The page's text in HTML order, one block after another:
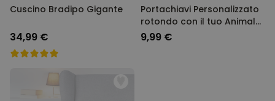
Cuscino Bradipo Gigante
34,99 €
Portachiavi Personalizzato
rotondo con il tuo Animale
domestico
9,99 €